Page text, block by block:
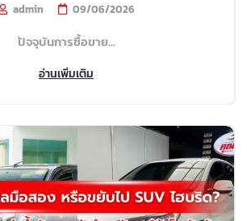
admin 09/06/2026
ปัจจุบันการซื้อขาย...
อ่านเพิ่มเติม